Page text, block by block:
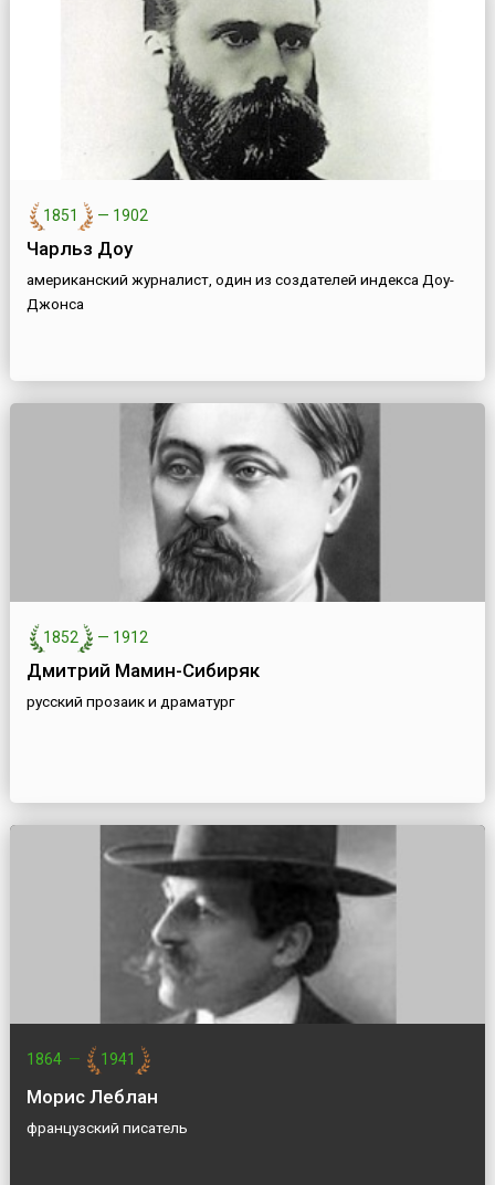
1851 — 1902
Чарльз Доу
американский журналист, один из создателей индекса Доу-
Джонса
1852 — 1912
Дмитрий Мамин-Сибиряк
русский прозаик и драматург
1864 — 1941
Морис Леблан
французский писатель